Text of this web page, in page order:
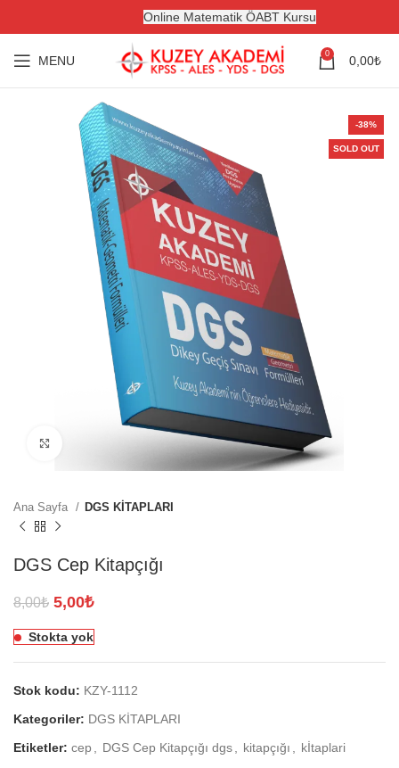
Online Matematik ÖABT Kursu
MENU 0 0,00₺
-38%
SOLD OUT
Ana Sayfa DGS KİTAPLARI
DGS Cep Kitapçığı
8,00₺ Orijinal
8,00₺.
5,00₺Şu
fiyat:
5,00₺.
Stokta yok
Stok kodu: KZY-1112
Kategoriler: DGS KİTAPLARI
Etiketler: cep DGS Cep Kitapçığı dgs kitapçığı
kİtaplari